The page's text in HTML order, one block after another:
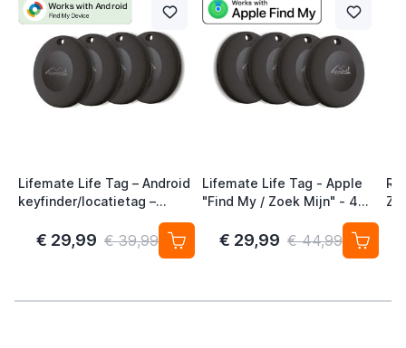
Lifemate Life Tag – Android
keyfinder/locatietag –
Android/Google Find My
Device – 4-pack
€ 29,99 € 39,99
Lifemate Life Tag - Apple
"Find My / Zoek Mijn" - 4
Pack - AirTag Alternatief
€ 29,99 € 44,99